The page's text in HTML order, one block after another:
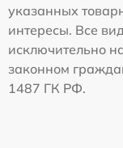
указанных
интересы. Все
исключительно
законном
1487 ГК РФ.